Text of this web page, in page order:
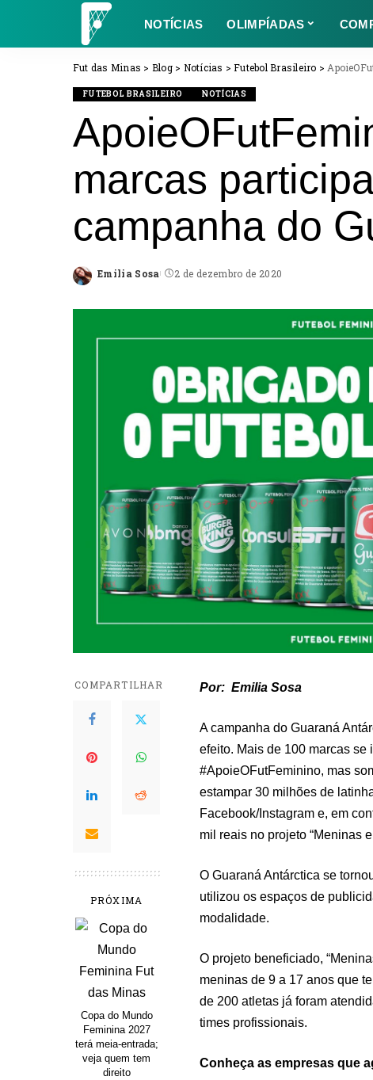
NOTÍCIAS OLIMPÍADAS
Fut das Minas > Blog> Notícias >Futebol Brasileiro >
FUTEBOL BRASILEIRO NOTÍCIAS
marcas
campanha do
Posted
Emilia Sosa 2 de dezembro de 2020
COMPARTILHAR
PRÓXIMA
Copa do Mundo
Feminina 2027
terá meia-entrada;
veja quem tem
direito
Por: Emilia Sosa
A campanha do Guaraná
efeito. Mais de 100 marcas
#ApoieOFutFeminino, mas
estampar 30 milhões de
Facebook/Instagram e, em
mil reais no projeto “Meninas
O Guaraná Antárctica se
utilizou os espaços de
modalidade.
O projeto beneficiado,
meninas de 9 a 17 anos que
de 200 atletas já foram
times profissionais.
Conheça as empresas que